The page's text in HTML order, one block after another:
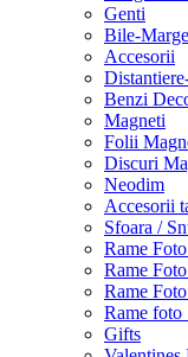
Genti
Bile-
Accesorii
Benzi
Magneti
Folii
Discuri
Neodim
Accesorii
Sfoara /
Rame
Rame
Rame
Rame foto
Gifts